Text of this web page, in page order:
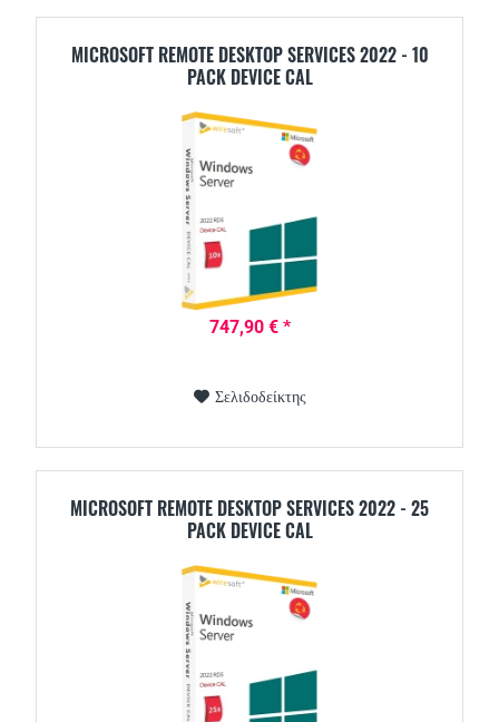
MICROSOFT REMOTE DESKTOP SERVICES 2022 - 10
PACK DEVICE CAL
747,90 € *
Σελιδοδείκτης
MICROSOFT REMOTE DESKTOP SERVICES 2022 - 25
PACK DEVICE CAL